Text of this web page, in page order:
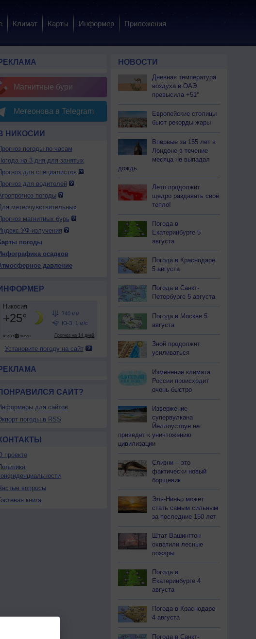
Климат Карты Информер Приложения
12 ср
Ночь
740
+25
62
Ю-З
+26
12 ср
День
+35
З
+34
Ночь
+26
67
Ю-З
+36
31
З
+35
16
С-З
3-6
+33
15 сб
+27
48
З
+28
С-В
+34
+26
Магнитные бури
Метеонова в Telegram
НИКОСИИ
погоды по часам
на 3 дня для занятых
для специалистов
для водителей
погоды
метеочувствительных
магнитных бурь
УФ-излучения
погоды
осадков
давление
Установите погоду на сайт
САЙТ?
для сайтов
погоды в RSS
проекте
вопросы
книга
НОВОСТИ
Дневная температура
воздуха в ОАЭ
превысила +51°
Европейские столицы
бьют рекорды жары
Впервые за 155 лет в
Лондоне в течение
месяца не выпадал
дождь
Лето продолжит
щедро раздавать своё
тепло!
Погода в
Екатеринбурге 5
августа
Погода в Краснодаре
5 августа
Погода в Санкт-
Петербурге 5 августа
Погода в Москве 5
августа
Зной продолжит
усиливаться
Изменение климата
России происходит
очень быстро
Извержение
супервулкана
Йеллоустоун не
приведёт к уничтожению
цивилизации
Слизни – это
фактически новый
борщевик
Эль-Ниньо может
стать самым сильным
за последние 150 лет
Штат Вашингтон
охватили лесные
пожары
Погода в
Екатеринбурге 4
августа
Погода в Краснодаре
4 августа
Погода в Санкт-